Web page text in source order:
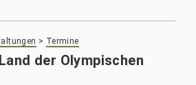
> Termine
der Olympischen